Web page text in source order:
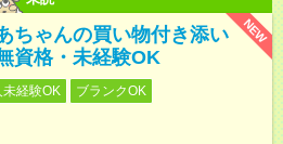
NEW
ゃんの買い物付き添い
資格・未経験OK
未経験OK
ブランクOK